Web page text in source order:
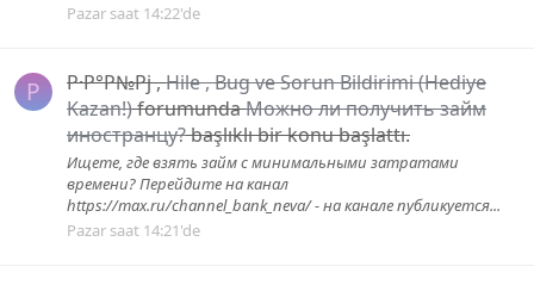
Pazar saat 14:22'de
Р Р·Р°Р№Рј,Hile , Bug ve Sorun Bildirimi (Hediye
Kazan!)forumundaМожно ли получить займ
иностранцу?başlıklı bir konu başlattı.
Ищете, где взять займ с минимальными затратами
времени? Перейдите на канал
https://max.ru/channel_bank_neva/ - на канале публикуется...
Pazar saat 14:21'de